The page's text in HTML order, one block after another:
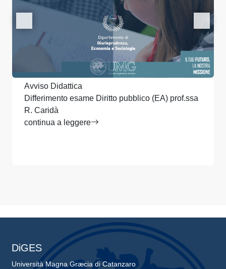
Avviso Didattica
Differimento esame Diritto pubblico (EA) prof.ssa
R. Caridà
continua a leggere
DiGES
Università Magna Græcia di Catanzaro